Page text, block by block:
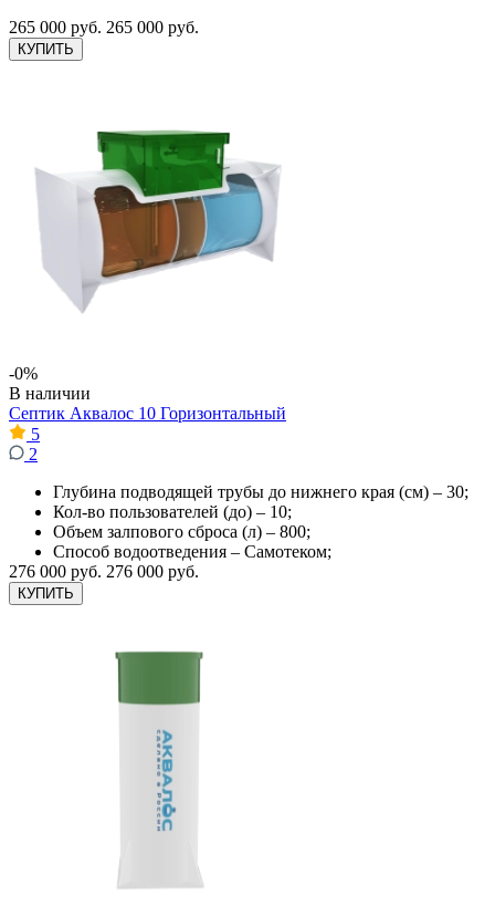
265 000 руб. 265 000 руб.
КУПИТЬ
-0%
В наличии
Септик Аквалос 10 Горизонтальный
5
2
Глубина подводящей трубы до нижнего края (см) – 30;
Кол-во пользователей (до) – 10;
Объем залпового сброса (л) – 800;
Способ водоотведения – Самотеком;
276 000 руб. 276 000 руб.
КУПИТЬ